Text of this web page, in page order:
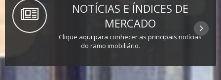
NOTÍCIAS E ÍNDICES DE
MERCADO
Clique aqui para conhecer as principais notícias
do ramo imobiliário.